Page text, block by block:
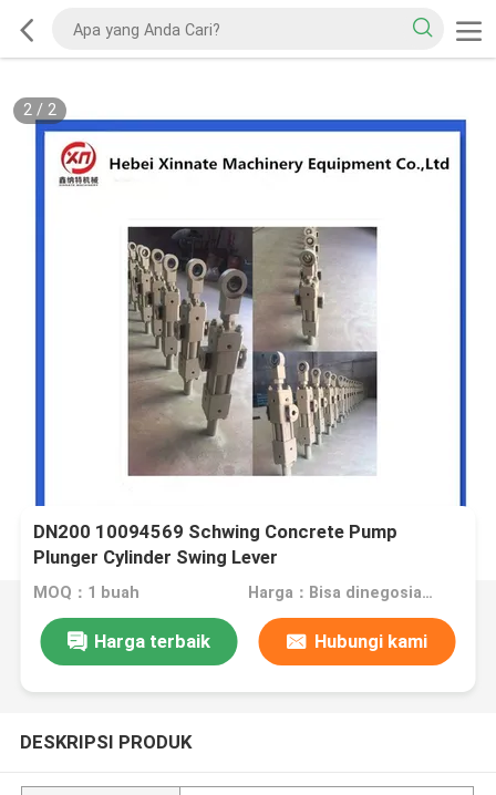
2/ 2
DN200 10094569 Schwing Concrete Pump
Plunger Cylinder Swing Lever
MOQ：1 buah Harga：Bisa dinegosiasikan
Harga terbaik Hubungi kami
DESKRIPSI PRODUK